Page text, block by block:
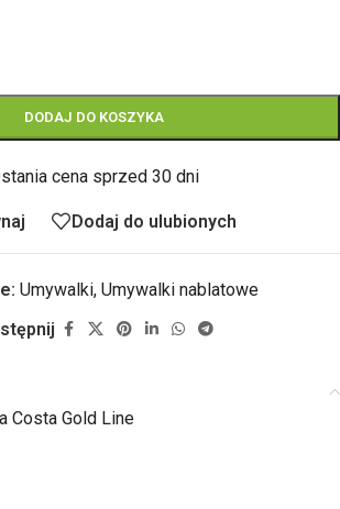
DODAJ DO KOSZYKA
cena sprzed 30 dni
Dodaj do ulubionych
Umywalki, Umywalki nablatowe
Costa Gold Line